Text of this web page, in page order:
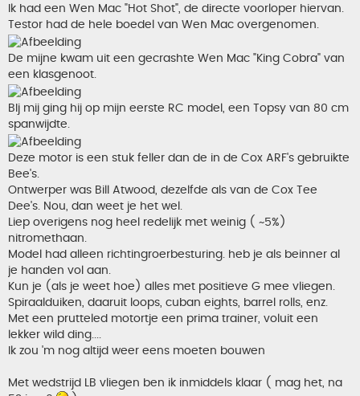
Ik had een Wen Mac "Hot Shot", de directe voorloper hiervan.
Testor had de hele boedel van Wen Mac overgenomen.
De mijne kwam uit een gecrashte Wen Mac "King Cobra" van
een klasgenoot.
BIj mij ging hij op mijn eerste RC model, een Topsy van 80 cm
spanwijdte.
Deze motor is een stuk feller dan de in de Cox ARF's gebruikte
Bee's.
Ontwerper was Bill Atwood, dezelfde als van de Cox Tee
Dee's. Nou, dan weet je het wel.
Liep overigens nog heel redelijk met weinig ( ~5%)
nitromethaan.
Model had alleen richtingroerbesturing. heb je als beinner al
je handen vol aan.
Kun je (als je weet hoe) alles met positieve G mee vliegen.
Spiraalduiken, daaruit loops, cuban eights, barrel rolls, enz.
Met een prutteled motortje een prima trainer, voluit een
lekker wild ding....
Ik zou 'm nog altijd weer eens moeten bouwen
Met wedstrijd LB vliegen ben ik inmiddels klaar ( mag het, na